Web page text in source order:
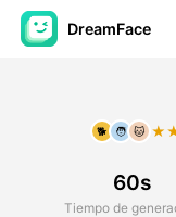
DreamFace
Avatar Video
Video de IA
🐕 🧑 🐱
60s
Tiempo de